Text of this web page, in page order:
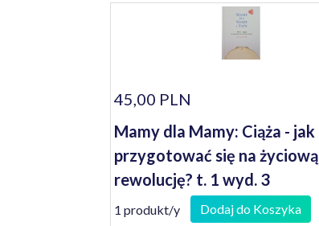
45,00 PLN
Mamy dla Mamy: Ciąża - jak
przygotować się na życiową
rewolucję? t. 1 wyd. 3
1 produkt/y Dodaj do Koszyka